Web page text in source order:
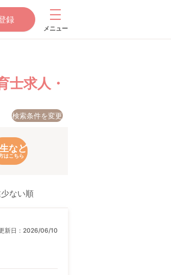
録
メニュー
士求人・
検索条件を変更
など
はこちら
ない順
新日： 2026/06/10